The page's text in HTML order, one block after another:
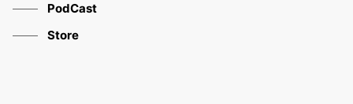
PodCast
Store